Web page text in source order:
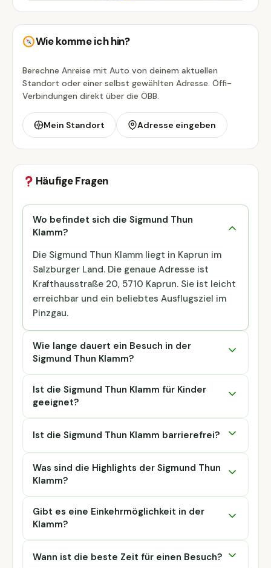
Wie komme ich hin?
Berechne Anreise mit Auto von deinem aktuellen
Standort oder einer selbst gewählten Adresse. Öffi-
Verbindungen direkt über die ÖBB.
Mein Standort Adresse eingeben
Häufige Fragen
Wo befindet sich die Sigmund Thun
Klamm?
Die Sigmund Thun Klamm liegt in Kaprun im
Salzburger Land. Die genaue Adresse ist
Krafthausstraße 20, 5710 Kaprun. Sie ist leicht
erreichbar und ein beliebtes Ausflugsziel im
Pinzgau.
Wie lange dauert ein Besuch in der
Sigmund Thun Klamm?
Ist die Sigmund Thun Klamm für Kinder
geeignet?
Ist die Sigmund Thun Klamm barrierefrei?
Was sind die Highlights der Sigmund Thun
Klamm?
Gibt es eine Einkehrmöglichkeit in der
Klamm?
Wann ist die beste Zeit für einen Besuch?